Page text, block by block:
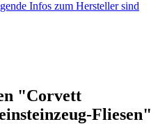
Infos zum Hersteller sind
"Corvett
Fliesen"